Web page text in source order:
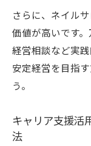
さらに、ネイル
価値が高いです
経営相談など実
安定経営を目指
う。
キャリア支援活
法